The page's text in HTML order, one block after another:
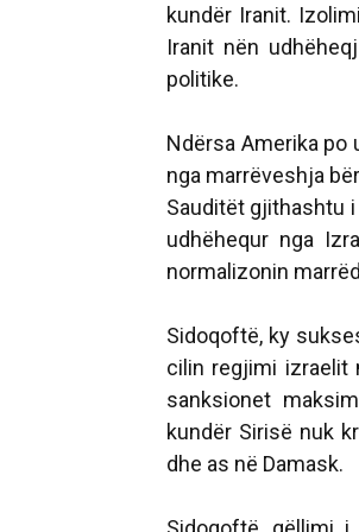
kundër Iranit.
Iranit nën
politike.
Ndërsa Amerika
nga marrëveshja
Sauditët gjithashtu
udhëhequr nga
normalizonin
Sidoqoftë, ky
cilin regjimi izraelit
sanksionet
kundër Sirisë nuk
dhe as në Damask.